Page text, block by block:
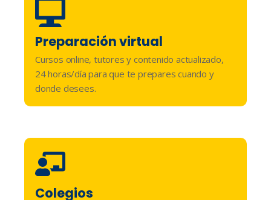
Preparación virtual​
Cursos online, tutores y contenido actualizado,
24 horas/día para que te prepares cuando y
donde desees.
Colegios